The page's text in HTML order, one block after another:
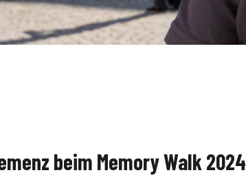
beim Memory Walk 2024